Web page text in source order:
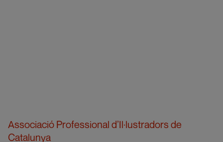
Associació Professional d’Il·lustradors de
Catalunya